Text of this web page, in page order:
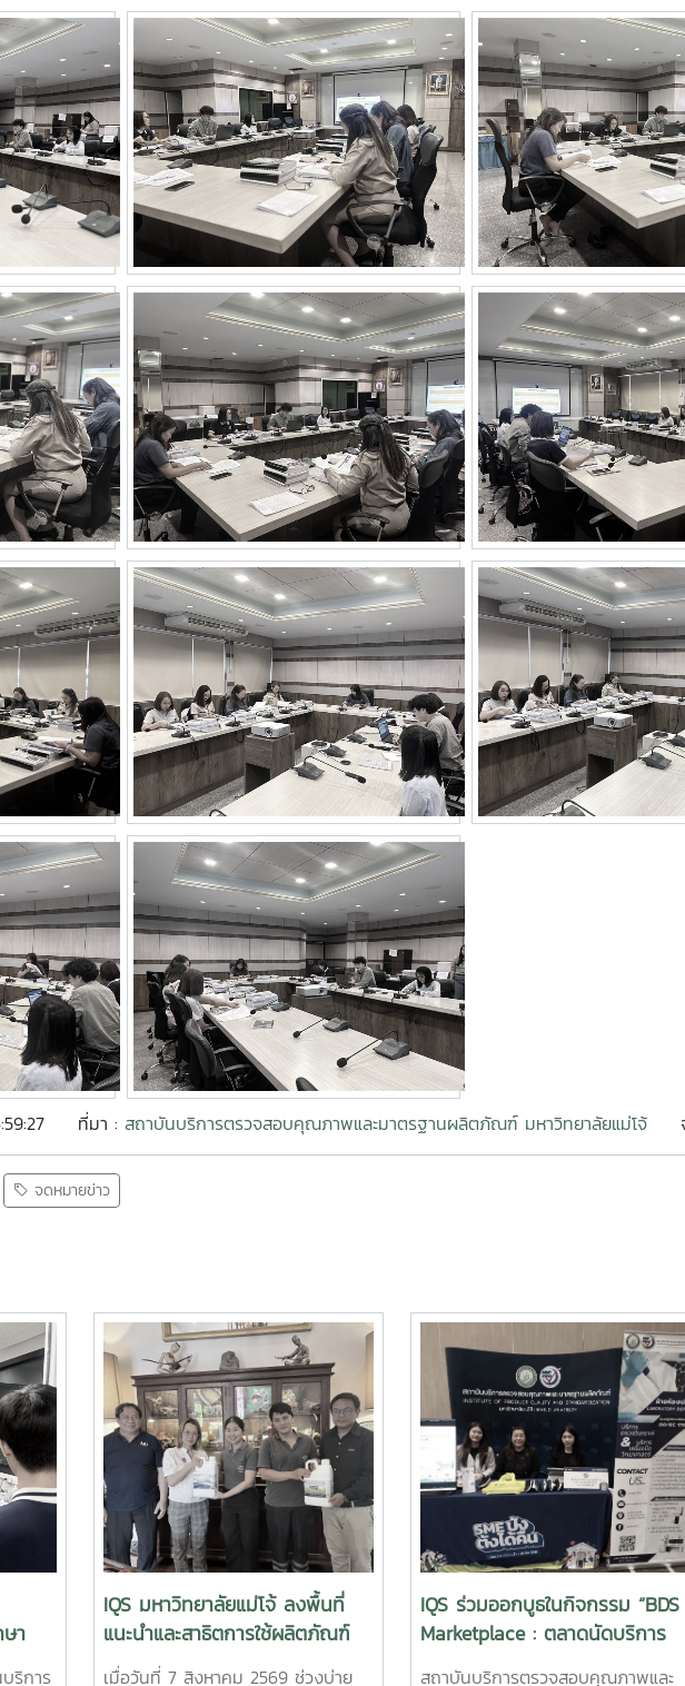
ที่มา : สถาบันบริการตรวจสอบคุณภาพและมาตรฐานผลิตภัณฑ์ มหาวิทยาลัยแม่โจ้
จดหมายข่าว
า
ริการ
IQS มหาวิทยาลัยแม่โจ้ ลงพื้นที่
แนะนำและสาธิตการใช้ผลิตภัณฑ์
จุลินทรีย์ MMO ตราแม่โจ้ กรีน ส่ง
เมื่อวันที่ 7 สิงหาคม 2569 ช่วงบ่าย
IQS ร่วมออกบูธในกิจกรรม “BDS
Marketplace : ตลาดนัดบริการ
ทางธุรกิจเพื่อ SME” จังหวัด
สถาบันบริการตรวจสอบคุณภาพและ